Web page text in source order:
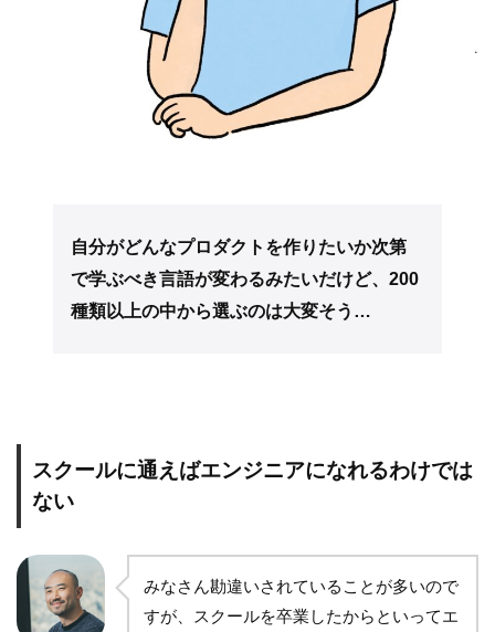
自分がどんなプロダクトを作りたいか次第
で学ぶべき言語が変わるみたいだけど、200
種類以上の中から選ぶのは大変そう…
スクールに通えばエンジニアになれるわけでは
ない
みなさん勘違いされていることが多いので
すが、スクールを卒業したからといってエ